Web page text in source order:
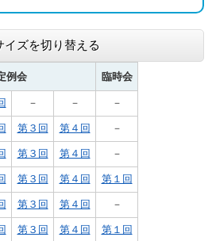
イズを切り替える
例会 臨時会
－ － －
第３回 第４回 －
第３回 第４回 －
第３回 第４回 第１回
第３回 第４回 －
第３回 第４回 第１回